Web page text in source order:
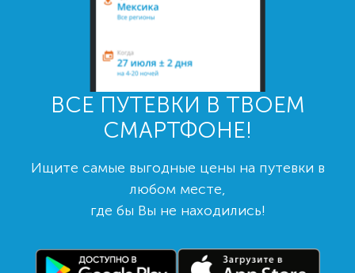
ВСЕ ПУТЕВКИ В ТВОЕМ
СМАРТФОНЕ!
Ищите самые выгодные цены на путевки в
любом месте,
где бы Вы не находились!